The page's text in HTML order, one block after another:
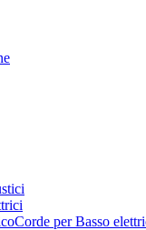
Corde per Basso